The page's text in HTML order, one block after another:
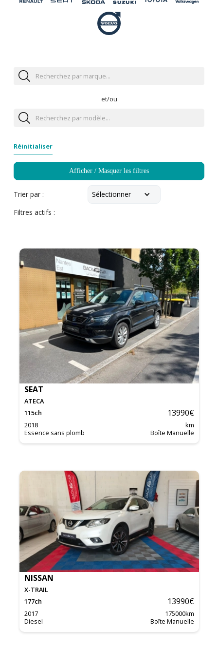
et/ou
Réinitialiser
Afficher / Masquer les filtres
Filtres actifs :
Trier par : Sélectionner
SEAT
ATECA
115ch 13990€
2018
km
Essence sans plomb
Boîte Manuelle
NISSAN
X-TRAIL
177ch 13990€
2017 175000km
Diesel
Boîte Manuelle